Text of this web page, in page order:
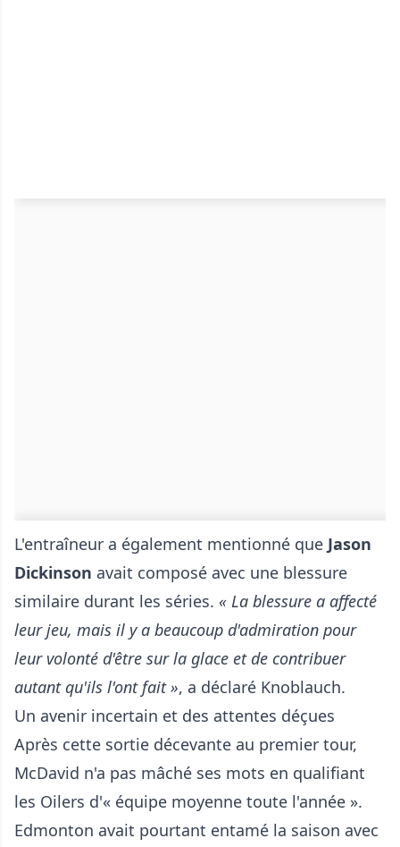
L'entraîneur a également mentionné que Jason
Dickinson avait composé avec une blessure
similaire durant les séries. « La blessure a affecté
leur jeu, mais il y a beaucoup d'admiration pour
leur volonté d'être sur la glace et de contribuer
autant qu'ils l'ont fait », a déclaré Knoblauch.
Un avenir incertain et des attentes déçues
Après cette sortie décevante au premier tour,
McDavid n'a pas mâché ses mots en qualifiant
les Oilers d'« équipe moyenne toute l'année ».
Edmonton avait pourtant entamé la saison avec